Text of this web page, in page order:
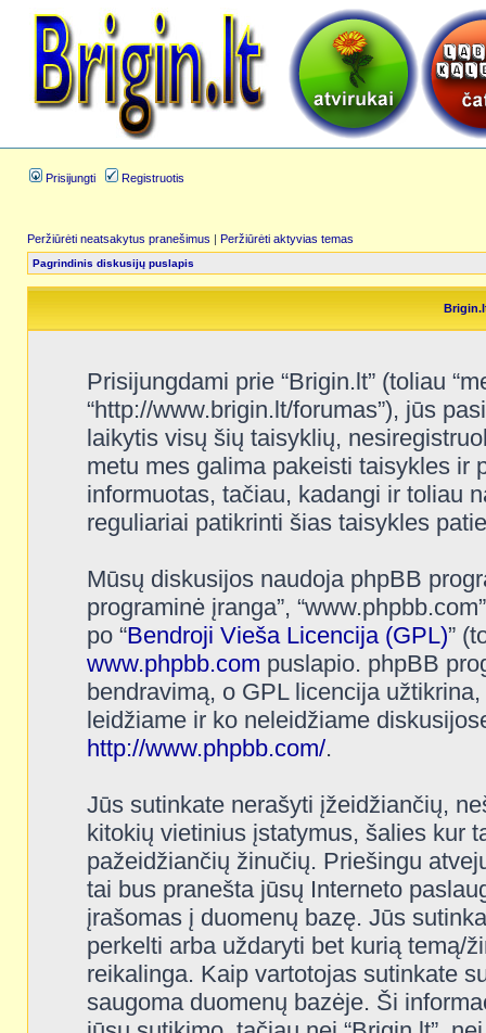
Prisijungti Registruotis
Peržiūrėti neatsakytus pranešimus | Peržiūrėti aktyvias temas
Pagrindinis diskusijų puslapis
Prisijungdami prie “Brigin.lt” (toliau
“http://www.brigin.lt/forumas”), jūs
laikytis visų šių taisyklių,
metu mes galima pakeisti taisykles ir
informuotas, tačiau, kadangi ir toliau
reguliariai patikrinti šias taisykles
Mūsų diskusijos naudoja phpBB
programinė įranga”,
po “Bendroji Vieša Licencija (GPL)”
www.phpbb.com puslapio. phpBB
bendravimą, o GPL licencija
leidžiame ir ko neleidžiame
http://www.phpbb.com/.
Jūs sutinkate nerašyti įžeidžiančių,
kitokių vietinius įstatymus, šalies kur
pažeidžiančių žinučių. Priešingu
tai bus pranešta jūsų Interneto
įrašomas į duomenų bazę. Jūs
perkelti arba uždaryti bet kurią temą/
reikalinga. Kaip vartotojas sutinkate
saugoma duomenų bazėje. Ši